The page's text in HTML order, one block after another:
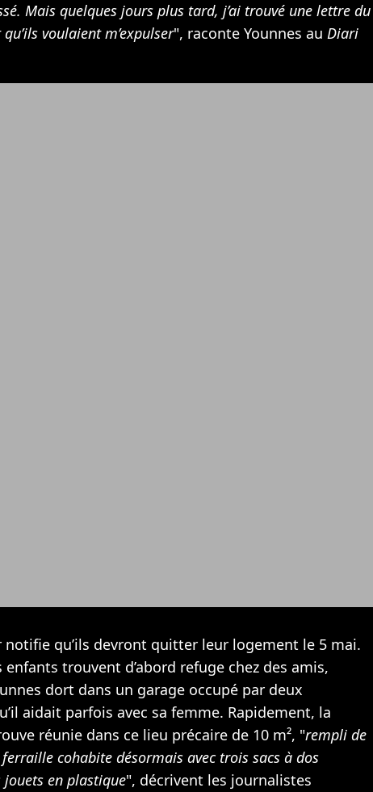
Mais quelques jours plus tard, j’ai trouvé une lettre du
voulaient m’expulser", raconte Younnes au Diari
notifie qu’ils devront quitter leur logement le 5 mai.
enfants trouvent d’abord refuge chez des amis,
dort dans un garage occupé par deux
aidait parfois avec sa femme. Rapidement, la
réunie dans ce lieu précaire de 10 m², "rempli de
cohabite désormais avec trois sacs à dos
jouets en plastique", décrivent les journalistes